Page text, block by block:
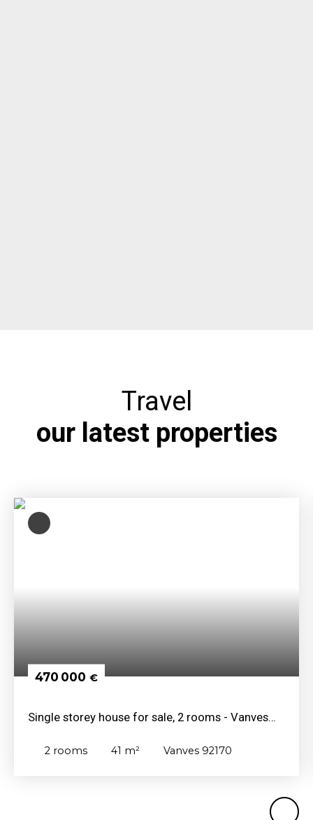
Travel
our latest properties
470 000 €
Single storey house for sale, 2 rooms - Vanves
2 rooms 41 m² Vanves 92170